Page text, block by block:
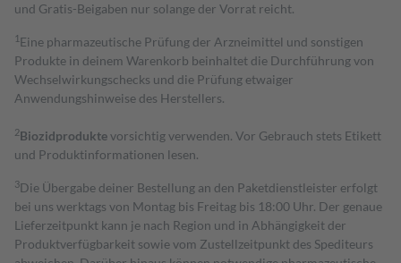
und Gratis-Beigaben nur solange der Vorrat reicht.
1 Eine pharmazeutische Prüfung der Arzneimittel und sonstigen
Produkte in deinem Warenkorb beinhaltet die Durchführung von
Wechselwirkungschecks und die Prüfung etwaiger
Anwendungshinweise des Herstellers.
2Biozidproduktevorsichtig verwenden. Vor Gebrauch stets Etikett
und Produktinformationen lesen.
3Die Übergabe deiner Bestellung an den Paketdienstleister erfolgt
bei uns werktags von Montag bis Freitag bis 18:00 Uhr. Der genaue
Lieferzeitpunkt kann je nach Region und in Abhängigkeit der
Produktverfügbarkeit sowie vom Zustellzeitpunkt des Spediteurs